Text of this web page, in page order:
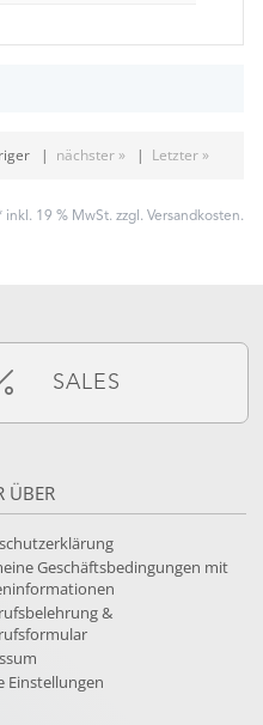
| nächster »| Letzter »
inkl. 19 % MwSt. zzgl. Versandkosten.
SALES
ÜBER
Geschäftsbedingungen mit
&
Einstellungen